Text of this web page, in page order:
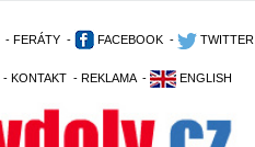
- FERÁTY - FACEBOOK - TWITTER
- KONTAKT - REKLAMA - ENGLISH